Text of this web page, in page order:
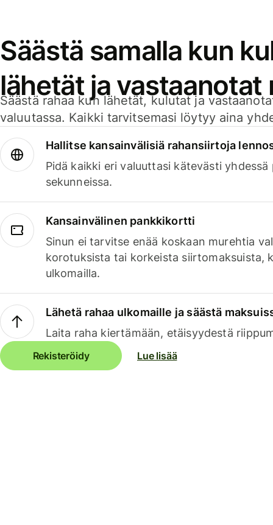
Säästä samalla kun
lähetät ja vastaanotat
Säästä rahaa kun lähetät, kulutat ja
valuutassa. Kaikki tarvitsemasi löytyy aina
Hallitse kansainvälisiä rahansiirtoja
Pidä kaikki eri valuuttasi kätevästi yhdessä
sekunneissa.
Kansainvälinen pankkikortti
Sinun ei tarvitse enää koskaan murehtia
korotuksista tai korkeista siirtomaksuista,
ulkomailla.
Lähetä rahaa ulkomaille ja säästä
Laita raha kiertämään, etäisyydestä
Rekisteröidy Lue lisää